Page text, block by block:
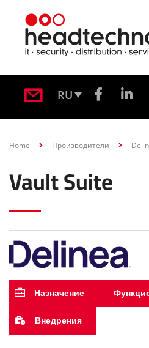
RU
Home Производители
Vault Suite
Назначение
Внедрения